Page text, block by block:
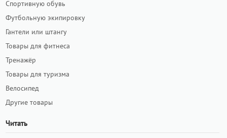
Спортивную обувь
Футбольную экипировку
Гантели или штангу
Товары для фитнеса
Тренажёр
Товары для туризма
Велосипед
Другие товары
Читать